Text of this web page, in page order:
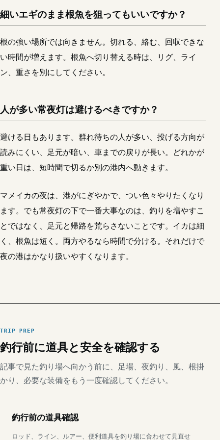
細いエギのまま根魚を狙ってもいいですか？
根の強い場所では向きません。切れる、絡む、回収できな
い時間が増えます。根魚へ切り替える時は、リグ、ライ
ン、重さを別にしてください。
人が多い常夜灯は避けるべきですか？
避ける日もあります。群れ待ちの人が多い、投げる方向が
読みにくい、足元が暗い、車までの戻りが長い。どれかが
重い日は、短時間で切るか別の港内へ動きます。
マメイカの夜は、港がにぎやかで、つい色々やりたくなり
ます。でも常夜灯の下で一番大事なのは、釣りを増やすこ
とではなく、足元と帰路を荒らさないことです。イカは細
く、根魚は短く。両方やるなら時間で分ける。それだけで
夜の港はかなり扱いやすくなります。
TRIP PREP
釣行前に道具と安全を確認する
記事で見た釣り場へ向かう前に、足場、夜釣り、風、根掛
かり、必要な装備をもう一度確認してください。
釣行前の道具確認
ロッド、ライン、ルアー、便利道具を釣り場に合わせて見直せ